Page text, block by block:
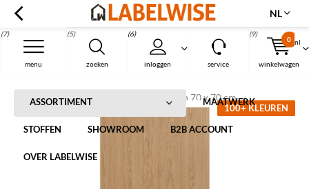
nl
zoeken
(5)
inloggen
(6)
menu
(7)
service winkelwagen
0
(9)
Menu
NL
ASSORTIMENT MAATWERK
STOFFEN SHOWROOM B2B ACCOUNT
OVER LABELWISE
Home Tafelblad Liam melamine eiken 70 x 70 cm
100+ KLEUREN